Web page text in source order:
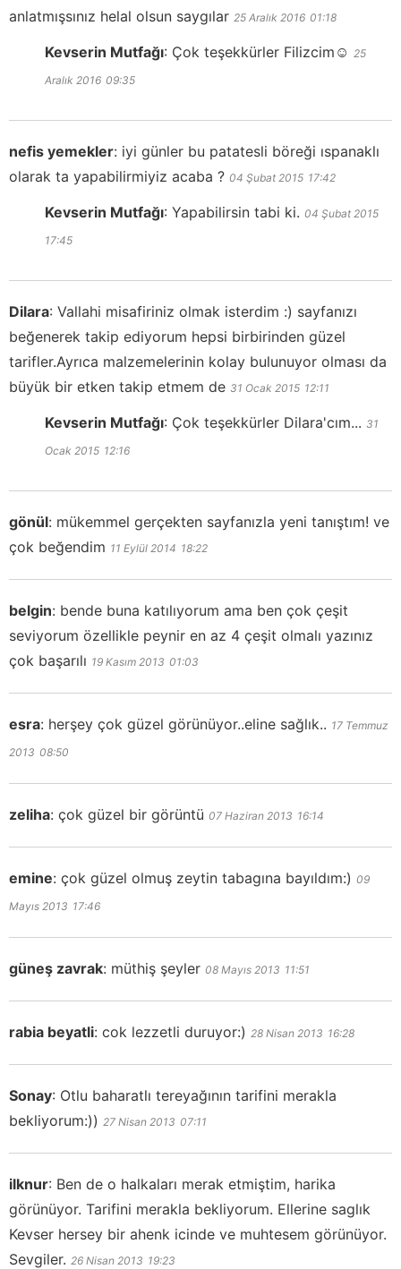
anlatmışsınız helal olsun saygılar 25 Aralık 2016 01:18
Kevserin Mutfağı: Çok teşekkürler Filizcim☺️ 25
Aralık 2016 09:35
nefis yemekler: iyi günler bu patatesli böreği ıspanaklı
olarak ta yapabilirmiyiz acaba ? 04 Şubat 2015 17:42
Kevserin Mutfağı: Yapabilirsin tabi ki. 04 Şubat 2015
17:45
Dilara: Vallahi misafiriniz olmak isterdim :) sayfanızı
beğenerek takip ediyorum hepsi birbirinden güzel
tarifler.Ayrıca malzemelerinin kolay bulunuyor olması da
büyük bir etken takip etmem de 31 Ocak 2015 12:11
Kevserin Mutfağı: Çok teşekkürler Dilara'cım... 31
Ocak 2015 12:16
gönül: mükemmel gerçekten sayfanızla yeni tanıştım! ve
çok beğendim 11 Eylül 2014 18:22
belgin: bende buna katılıyorum ama ben çok çeşit
seviyorum özellikle peynir en az 4 çeşit olmalı yazınız
çok başarılı 19 Kasım 2013 01:03
esra: herşey çok güzel görünüyor..eline sağlık.. 17 Temmuz
2013 08:50
zeliha: çok güzel bir görüntü 07 Haziran 2013 16:14
emine: çok güzel olmuş zeytin tabagına bayıldım:) 09
Mayıs 2013 17:46
güneş zavrak: müthiş şeyler 08 Mayıs 2013 11:51
rabia beyatli: cok lezzetli duruyor:) 28 Nisan 2013 16:28
Sonay: Otlu baharatlı tereyağının tarifini merakla
bekliyorum:)) 27 Nisan 2013 07:11
ilknur: Ben de o halkaları merak etmiştim, harika
görünüyor. Tarifini merakla bekliyorum. Ellerine saglık
Kevser hersey bir ahenk icinde ve muhtesem görünüyor.
Sevgiler. 26 Nisan 2013 19:23